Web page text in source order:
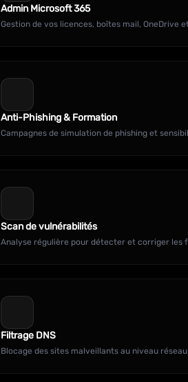
Admin Microsoft 365
Gestion de vos licences, boîtes mail, OneDrive
Anti-Phishing & Formation
Campagnes de simulation de phishing et
Scan de vulnérabilités
Analyse régulière pour détecter et corriger les
Filtrage DNS
Blocage des sites malveillants au niveau